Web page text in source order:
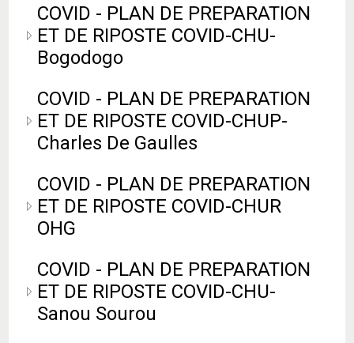
COVID - PLAN DE PREPARATION
ET DE RIPOSTE COVID-CHU-
Bogodogo
COVID - PLAN DE PREPARATION
ET DE RIPOSTE COVID-CHUP-
Charles De Gaulles
COVID - PLAN DE PREPARATION
ET DE RIPOSTE COVID-CHUR
OHG
COVID - PLAN DE PREPARATION
ET DE RIPOSTE COVID-CHU-
Sanou Sourou